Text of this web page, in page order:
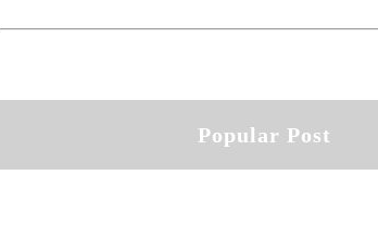
Popular Post